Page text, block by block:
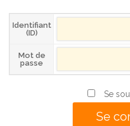
Identifiant
(ID)
Mot de
passe
Se